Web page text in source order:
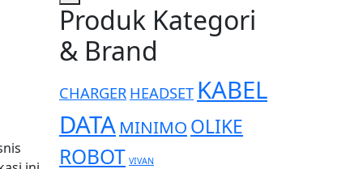
Produk Kategori
& Brand
CHARGER HEADSET KABEL
DATA MINIMO OLIKE
ROBOT VIVAN